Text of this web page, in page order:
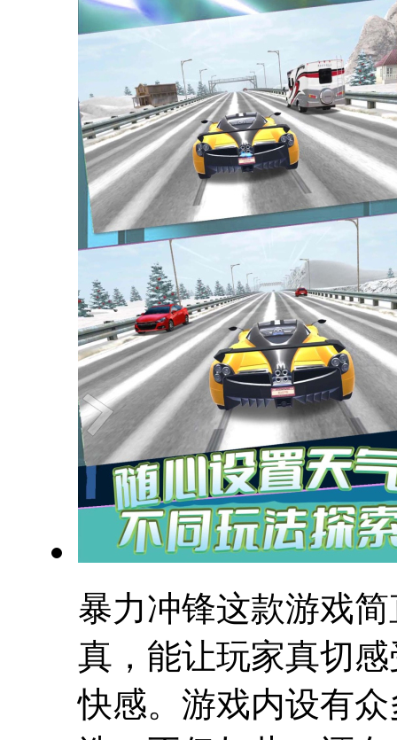
暴力冲锋这款游戏
真，能让玩家真切
快感。游戏内设有